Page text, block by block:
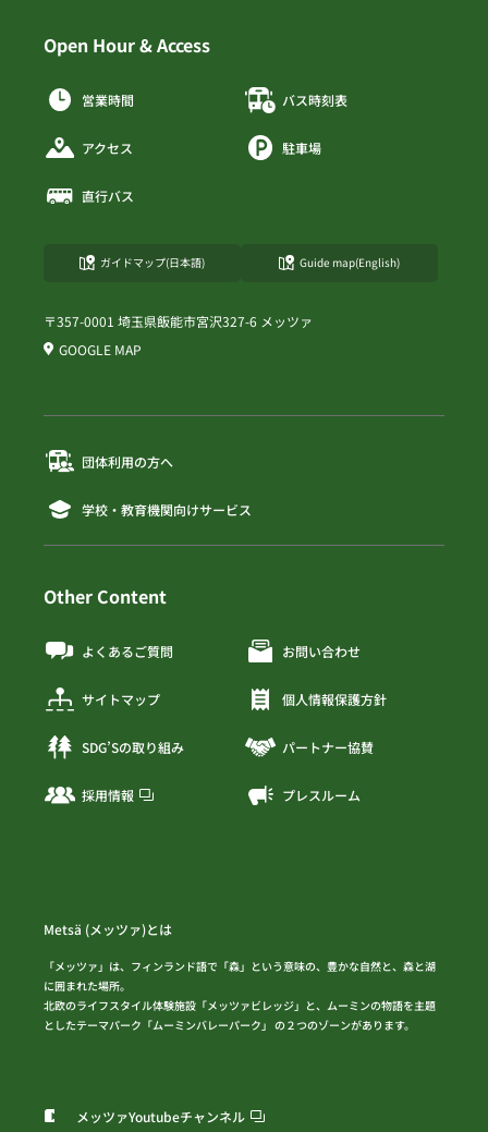
Open Hour & Access
営業時間
アクセス
直行バス
バス時刻表
駐車場
ガイドマップ(日本語) Guide map(English)
〒357-0001 埼玉県飯能市宮沢327-6 メッツァ
GOOGLE MAP
団体利用の方へ
学校・教育機関向けサービス
Other Content
よくあるご質問
サイトマップ
SDG’Sの取り組み
採用情報
お問い合わせ
個人情報保護方針
パートナー協賛
プレスルーム
Metsä (メッツァ)とは
「メッツァ」は、フィンランド語で「森」という意味の、豊かな自然と、森と湖
に囲まれた場所。
北欧のライフスタイル体験施設「メッツァビレッジ」と、ムーミンの物語を主題
としたテーマパーク「ムーミンバレーパーク」 の２つのゾーンがあります。
メッツァYoutubeチャンネル